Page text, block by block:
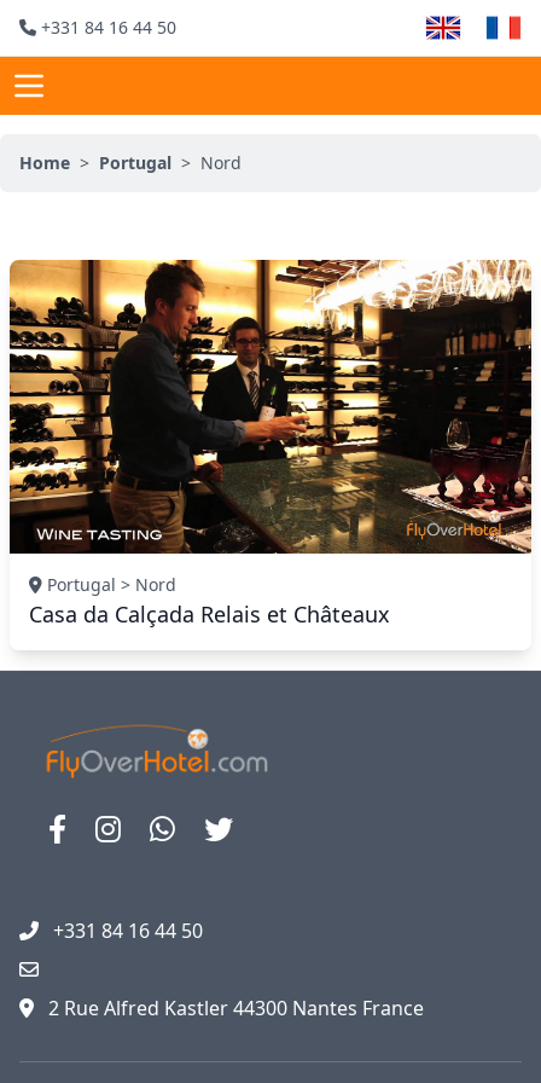
+331 84 16 44 50
Home > Portugal > Nord
Portugal > Nord
Casa da Calçada Relais et Châteaux
+331 84 16 44 50
2 Rue Alfred Kastler 44300 Nantes France